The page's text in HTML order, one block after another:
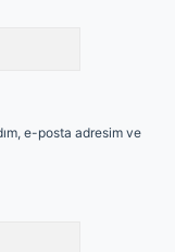
e-posta adresim ve